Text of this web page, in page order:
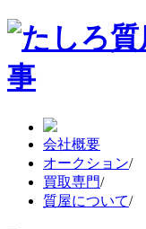
会社概要
オークション/
買取専門/
質屋について/